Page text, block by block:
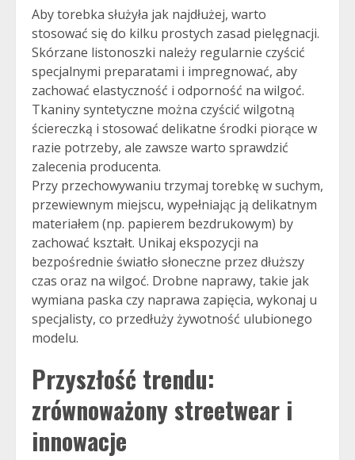
Aby torebka służyła jak najdłużej, warto
stosować się do kilku prostych zasad pielęgnacji.
Skórzane listonoszki należy regularnie czyścić
specjalnymi preparatami i impregnować, aby
zachować elastyczność i odporność na wilgoć.
Tkaniny syntetyczne można czyścić wilgotną
ściereczką i stosować delikatne środki piorące w
razie potrzeby, ale zawsze warto sprawdzić
zalecenia producenta.
Przy przechowywaniu trzymaj torebkę w suchym,
przewiewnym miejscu, wypełniając ją delikatnym
materiałem (np. papierem bezdrukowym) by
zachować kształt. Unikaj ekspozycji na
bezpośrednie światło słoneczne przez dłuższy
czas oraz na wilgoć. Drobne naprawy, takie jak
wymiana paska czy naprawa zapięcia, wykonaj u
specjalisty, co przedłuży żywotność ulubionego
modelu.
Przyszłość trendu:
zrównoważony streetwear i
innowacje